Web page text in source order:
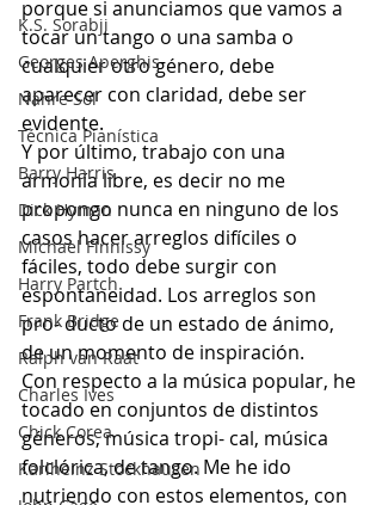
K.S. Sorabji
Georges Aperghis
Nahre Sol
Técnica Pianística
Barry Harris
Dick Hyman
Michael Finnissy
Harry Partch
Frank Bridge
Ralph van Raat
Charles Ives
Chick Corea
Karlheinz Stockhausen
porque si anunciamos que vamos a
tocar un tango o una samba o
cualquier otro género, debe
aparecer con claridad, debe ser
evidente.
Y por último, trabajo con una
armonía libre, es decir no me
propongo nunca en ninguno de los
casos hacer arreglos difíciles o
fáciles, todo debe surgir con
espontaneidad. Los arreglos son
pro- ducto de un estado de ánimo,
de un momento de inspiración.
Con respecto a la música popular, he
tocado en conjuntos de distintos
géneros, música tropi- cal, música
folclórica, de tango. Me he ido
nutriendo con estos elementos, con